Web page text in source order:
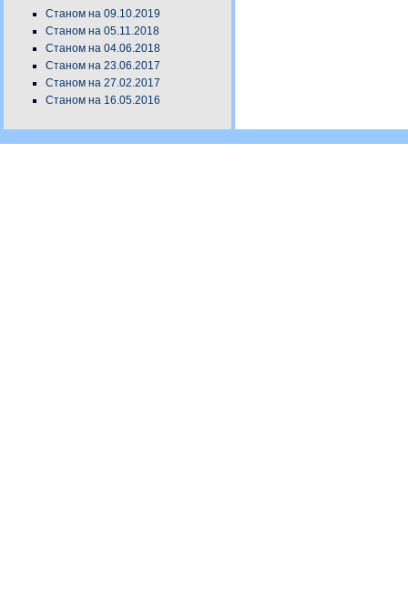
Станом на 09.10.2019
Станом на 05.11.2018
Станом на 04.06.2018
Станом на 23.06.2017
Станом на 27.02.2017
Станом на 16.05.2016